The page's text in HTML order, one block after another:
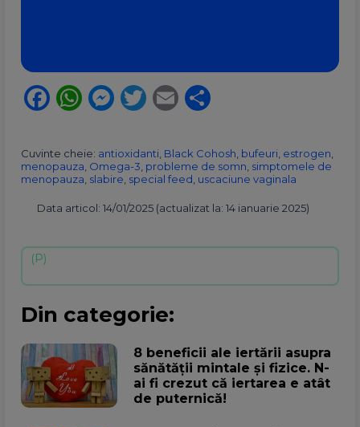
Facebook
WhatsApp
Messenger
Twitter
Email
Cuvinte cheie: antioxidanti Black Cohosh bufeuri estrogen
menopauza Omega-3 probleme de somn simptomele de
menopauza slabire special feed uscaciune vaginala
Data articol: 14/01/2025 (actualizat la: 14 ianuarie 2025)
Din categorie:
8 beneficii ale iertării asupra
sănătății mintale și fizice. N-
ai fi crezut că iertarea e atât
de puternică!